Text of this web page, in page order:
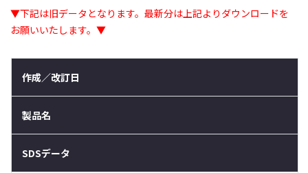
▼下記は旧データとなります。最新分は上記よりダウンロードを
お願いいたします。▼
作成／改訂日
製品名
SDSデータ